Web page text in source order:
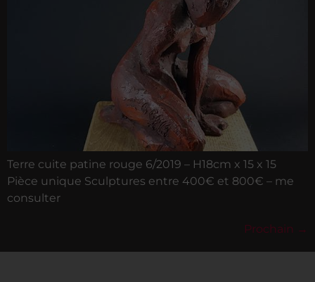
Terre cuite patine rouge 6/2019 – H18cm x 15 x 15
Pièce unique Sculptures entre 400€ et 800€ – me
consulter
Prochain →